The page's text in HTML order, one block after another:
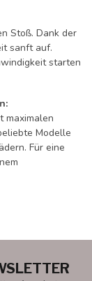
Stoß. Dank der
sanft auf.
starten
maximalen
Modelle
Für eine